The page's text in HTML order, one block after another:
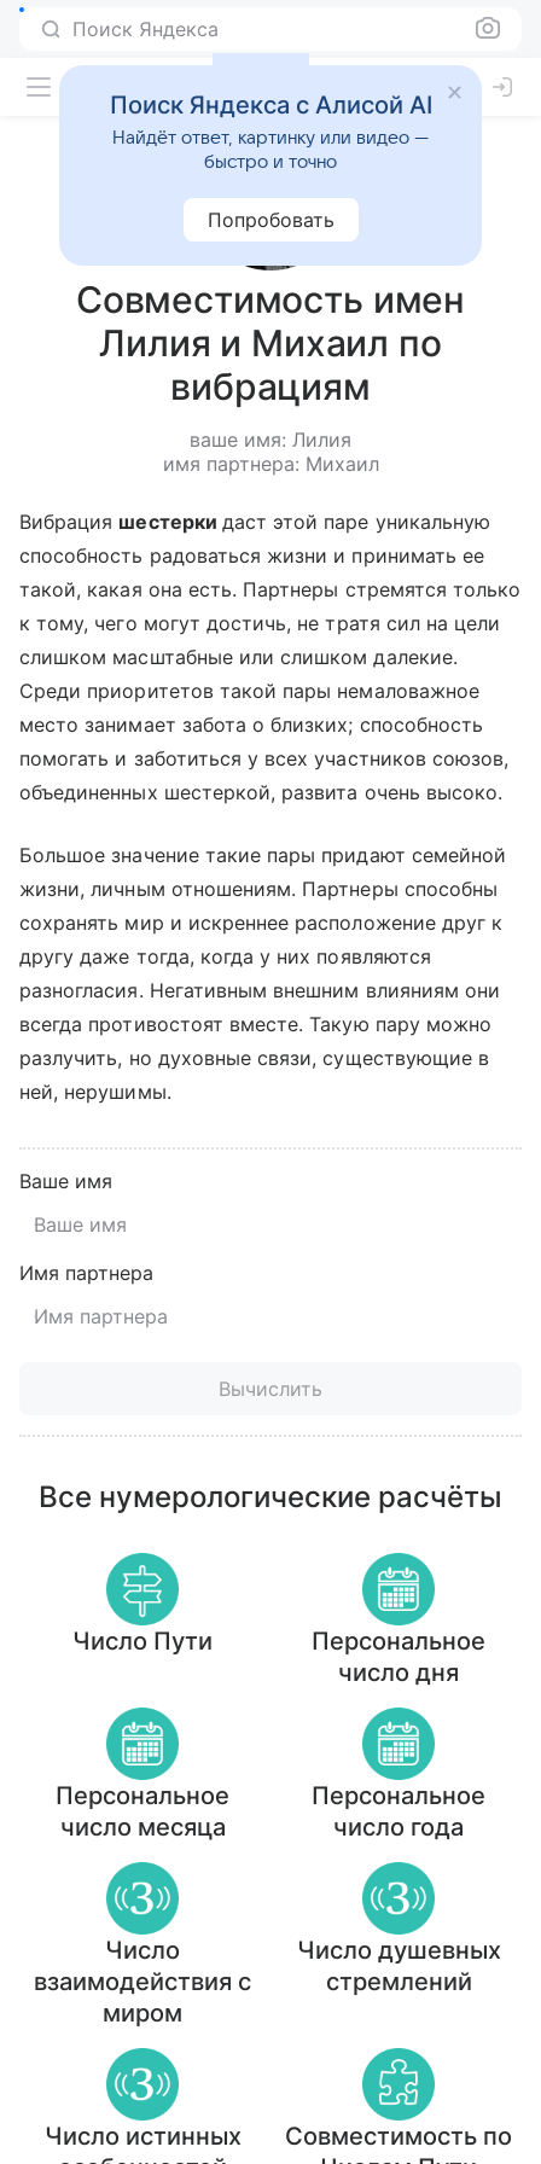
Поиск Яндекса
Совместимость имен
Лилия и Михаил по
вибрациям
ваше имя: Лилия
имя партнера: Михаил
Вибрация шестерки даст этой паре уникальную
способность радоваться жизни и принимать ее
такой, какая она есть. Партнеры стремятся только
к тому, чего могут достичь, не тратя сил на цели
слишком масштабные или слишком далекие.
Среди приоритетов такой пары немаловажное
место занимает забота о близких; способность
помогать и заботиться у всех участников союзов,
объединенных шестеркой, развита очень высоко.
Большое значение такие пары придают семейной
жизни, личным отношениям. Партнеры способны
сохранять мир и искреннее расположение друг к
другу даже тогда, когда у них появляются
разногласия. Негативным внешним влияниям они
всегда противостоят вместе. Такую пару можно
разлучить, но духовные связи, существующие в
ней, нерушимы.
Ваше имя
Имя партнера
Вычислить
Все нумерологические расчёты
Число Пути
Персональное
число дня
Персональное
число месяца
Персональное
число года
Число
взаимодействия с
миром
Число душевных
стремлений
Число истинных
Совместимость по
Поиск Яндекса с Алисой AI
Найдёт ответ, картинку или видео —
быстро и точно
Попробовать